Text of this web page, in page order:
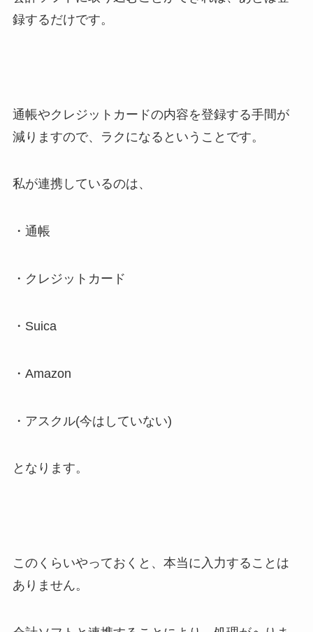
録するだけです。
通帳やクレジットカードの内容を登録する手間が
減りますので、ラクになるということです。
私が連携しているのは、
・通帳
・クレジットカード
・Suica
・Amazon
・アスクル(今はしていない)
となります。
このくらいやっておくと、本当に入力することは
ありません。